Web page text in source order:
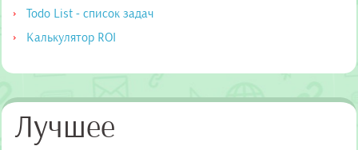
Todo List - список задач
Калькулятор ROI
Лучшее